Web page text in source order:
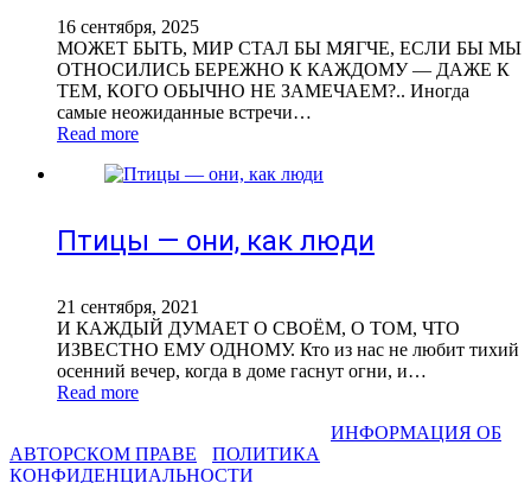
16 сентября, 2025
МОЖЕТ БЫТЬ, МИР СТАЛ БЫ МЯГЧЕ, ЕСЛИ БЫ МЫ
ОТНОСИЛИСЬ БЕРЕЖНО К КАЖДОМУ — ДАЖЕ К
ТЕМ, КОГО ОБЫЧНО НЕ ЗАМЕЧАЕМ?.. Иногда
самые неожиданные встречи…
Read more
Птицы — они, как люди
21 сентября, 2021
И КАЖДЫЙ ДУМАЕТ О СВОЁМ, О ТОМ, ЧТО
ИЗВЕСТНО ЕМУ ОДНОМУ. Кто из нас не любит тихий
осенний вечер, когда в доме гаснут огни, и…
Read more
ИНФОРМАЦИЯ ОБ
АВТОРСКОМ ПРАВЕ
ПОЛИТИКА
КОНФИДЕНЦИАЛЬНОСТИ